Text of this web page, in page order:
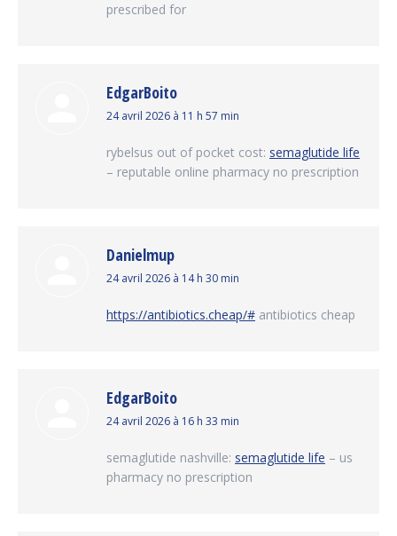
prescribed for
EdgarBoito
dit
24 avril 2026 à 11 h 57 min
rybelsus out of pocket cost: semaglutide life
– reputable online pharmacy no prescription
Danielmup
dit
24 avril 2026 à 14 h 30 min
https://antibiotics.cheap/# antibiotics cheap
EdgarBoito
dit
24 avril 2026 à 16 h 33 min
semaglutide nashville: semaglutide life – us
pharmacy no prescription